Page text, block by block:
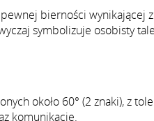
bierności wynikającej
symbolizuje osobisty
około 60° (2 znaki), z
komunikację.